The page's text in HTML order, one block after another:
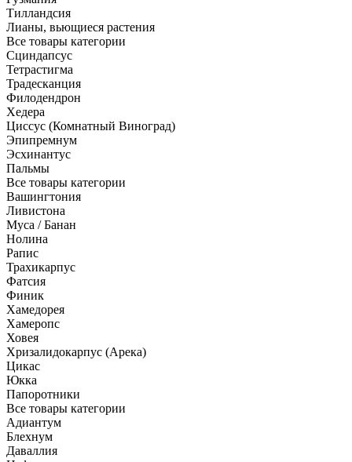
Тилландсия
Лианы, вьющиеся растения
Все товары категории
Сциндапсус
Тетрастигма
Традесканция
Филодендрон
Хедера
Циссус (Комнатный Виноград)
Эпипремнум
Эсхинантус
Пальмы
Все товары категории
Вашингтония
Ливистона
Муса / Банан
Нолина
Рапис
Трахикарпус
Фатсия
Финик
Хамедорея
Хамеропс
Ховея
Хризалидокарпус (Арека)
Цикас
Юкка
Папоротники
Все товары категории
Адиантум
Блехнум
Даваллия